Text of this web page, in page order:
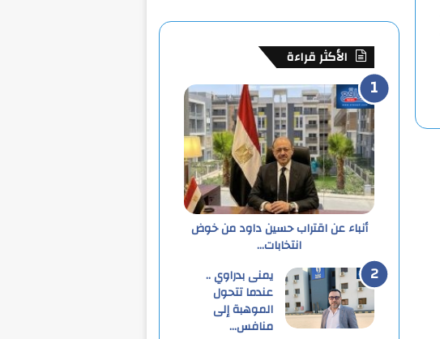
الأكثر قراءة
أنباء عن اقتراب حسين داود من خوض
انتخابات…
يمنى بدراوي ..
عندما تتحول
الموهبة إلى
منافس…